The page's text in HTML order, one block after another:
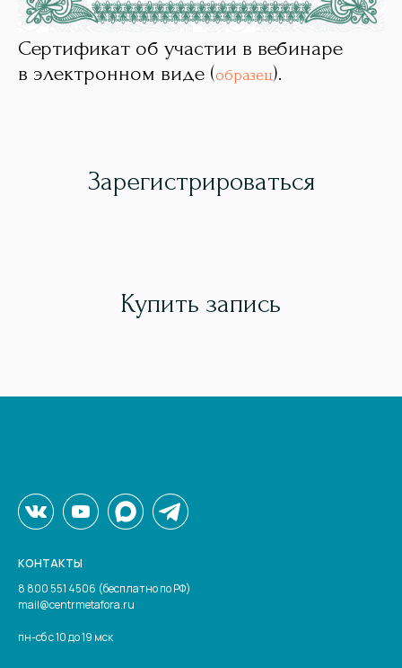
Сертификат об участии в вебинаре
в электронном виде (образец).
Зарегистрироваться
Купить запись
КОНТАКТЫ
8 800 551 4506 (бесплатно по РФ)
mail@centrmetafora.ru
пн-сб с 10 до 19 мск